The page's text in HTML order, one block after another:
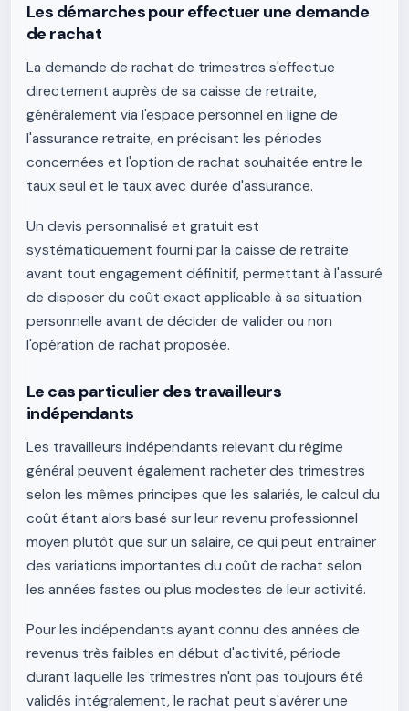
Les démarches pour effectuer une demande
de rachat
La demande de rachat de trimestres s'effectue
directement auprès de sa caisse de retraite,
généralement via l'espace personnel en ligne de
l'assurance retraite, en précisant les périodes
concernées et l'option de rachat souhaitée entre le
taux seul et le taux avec durée d'assurance.
Un devis personnalisé et gratuit est
systématiquement fourni par la caisse de retraite
avant tout engagement définitif, permettant à l'assuré
de disposer du coût exact applicable à sa situation
personnelle avant de décider de valider ou non
l'opération de rachat proposée.
Le cas particulier des travailleurs
indépendants
Les travailleurs indépendants relevant du régime
général peuvent également racheter des trimestres
selon les mêmes principes que les salariés, le calcul du
coût étant alors basé sur leur revenu professionnel
moyen plutôt que sur un salaire, ce qui peut entraîner
des variations importantes du coût de rachat selon
les années fastes ou plus modestes de leur activité.
Pour les indépendants ayant connu des années de
revenus très faibles en début d'activité, période
durant laquelle les trimestres n'ont pas toujours été
validés intégralement, le rachat peut s'avérer une